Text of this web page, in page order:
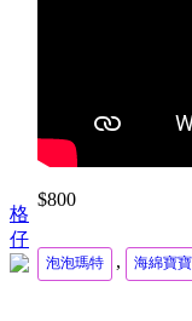
格
仔
$800
泡泡瑪特 , 海綿寶寶